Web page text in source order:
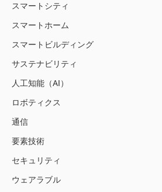
スマートシティ
スマートホーム
スマートビルディング
サステナビリティ
人工知能（AI）
ロボティクス
通信
要素技術
セキュリティ
ウェアラブル